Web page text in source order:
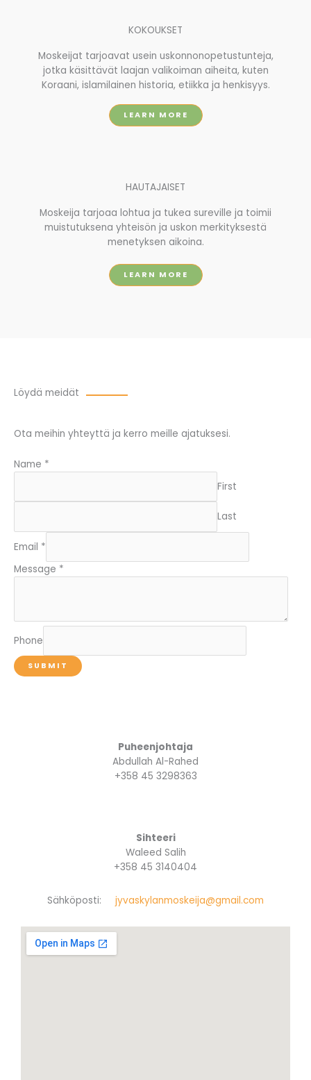
KOKOUKSET
Moskeijat tarjoavat usein uskonnonopetustunteja,
jotka käsittävät laajan valikoiman aiheita, kuten
Koraani, islamilainen historia, etiikka ja henkisyys.
LEARN MORE
HAUTAJAISET
Moskeija tarjoaa lohtua ja tukea sureville ja toimii
muistutuksena yhteisön ja uskon merkityksestä
menetyksen aikoina.
LEARN MORE
Löydä meidät
Ota meihin yhteyttä ja kerro meille ajatuksesi.
Name *
First
Last
Email *
Message *
Phone
SUBMIT
Puheenjohtaja
Abdullah Al-Rahed
+358 45 3298363
Sihteeri
Waleed Salih
+358 45 3140404
Sähköposti: jyvaskylanmoskeija@gmail.com